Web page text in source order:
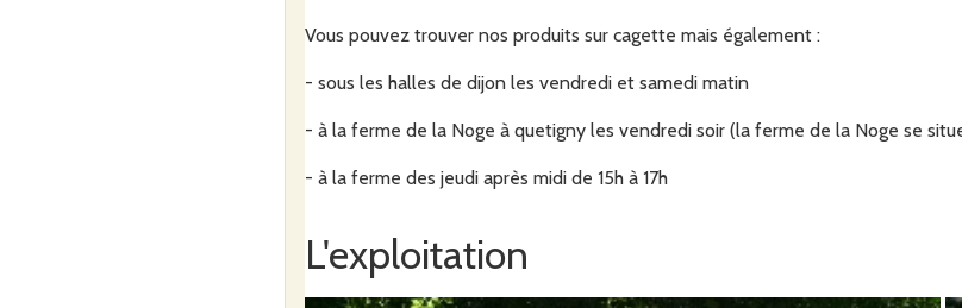
naître en plein air aussi.
Nous mettons un point d'honneur à être dans le local pour tout se qui découle de notre élevage et notre transformation charcutière.
Les petits cochons arrivent sur la ferme à 6 semaines et sont élever pendant environ 1 an.
Vous pouvez trouver nos produits sur cagette mais également :
- sous les halles de dijon les vendredi et samedi matin
- à la ferme de la Noge à quetigny les vendredi soir (la ferme de la Noge se
- à la ferme des jeudi après midi de 15h à 17h
L'exploitation